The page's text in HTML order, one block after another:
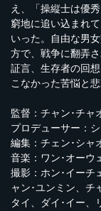
え、「操縦士は優
窮地に追い込まれ
いった。自由な男
方で、戦争に翻弄
証言、生存者の回
こなかった苦悩と悲
監督：チャン･チャ
プロデューサー：
編集：チェン･シャ
音楽：ワン･オーウ
撮影：ホン･イーチ
ャン･ユンミン、チ
タイ、ダイ･イー、